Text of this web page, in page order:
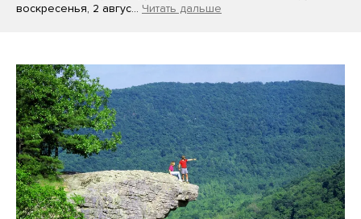
воскресенья, 2 авгус… Читать дальше